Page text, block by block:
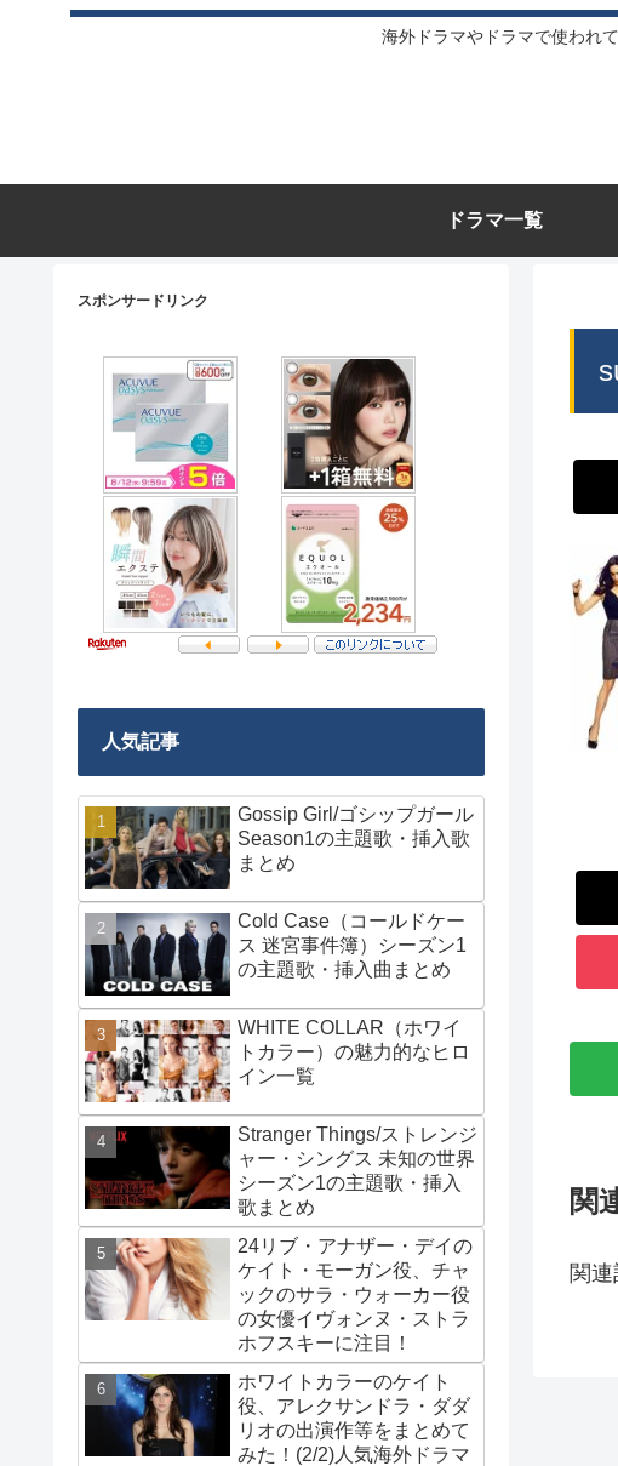
海外ドラマやドラマで使われ
ドラマ一覧
関
関
スポンサードリンク
人気記事
Gossip Girl/ゴシップガール
Season1の主題歌・挿入歌
まとめ
Cold Case（コールドケー
ス 迷宮事件簿）シーズン1
の主題歌・挿入曲まとめ
WHITE COLLAR（ホワイ
トカラー）の魅力的なヒロ
イン一覧
Stranger Things/ストレンジ
ャー・シングス 未知の世界
シーズン1の主題歌・挿入
歌まとめ
24リブ・アナザー・デイの
ケイト・モーガン役、チャ
ックのサラ・ウォーカー役
の女優イヴォンヌ・ストラ
ホフスキーに注目！
ホワイトカラーのケイト
役、アレクサンドラ・ダダ
リオの出演作等をまとめて
みた！(2/2)人気海外ドラマ